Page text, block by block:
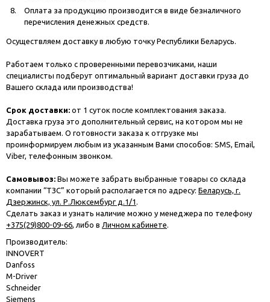
Оплата за продукцию производится в виде безналичного
перечисления денежных средств.
Осуществляем доставку в любую точку Республики Беларусь.
Работаем только с проверенными перевозчиками, наши
специалисты подберут оптимальный вариант доставки груза до
Вашего склада или производства!
Срок доставки: от 1 суток после комплектования заказа.
Доставка груза это дополнительный сервис, на котором мы не
зарабатываем. О готовности заказа к отгрузке мы
проинформируем любым из указанным Вами способов: SMS, Email,
Viber, телефонным звонком.
Самовывоз: Вы можете забрать выбранные товары со склада
компании “ТЗС” который располагается по адресу: Беларусь, г.
Дзержинск, ул. Р.Люксембург д.1/1 .
Сделать заказ и узнать наличие можно у менеджера по телефону
+375(29)800-09-66, либо в Личном кабинете.
Производитель:
INNOVERT
Danfoss
M-Driver
Schneider
Siemens